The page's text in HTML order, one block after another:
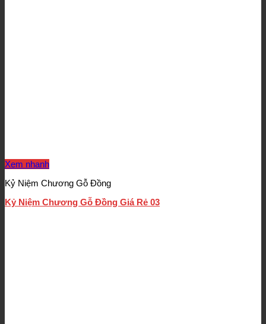
Xem nhanh
Kỷ Niệm Chương Gỗ Đồng
Kỷ Niệm Chương Gỗ Đồng Giá Rẻ 03